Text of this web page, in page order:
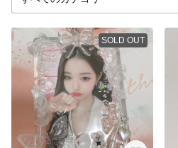
SOLD OUT